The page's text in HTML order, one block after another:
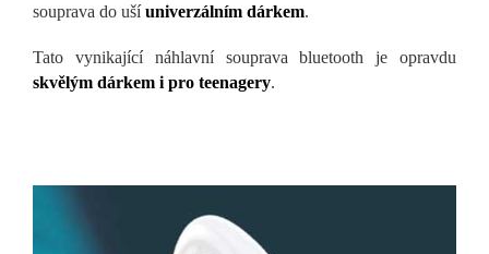
souprava do ušíuniverzálním dárkem.
Tato vynikající náhlavní souprava bluetooth je opravdu
skvělým dárkem i pro teenagery.